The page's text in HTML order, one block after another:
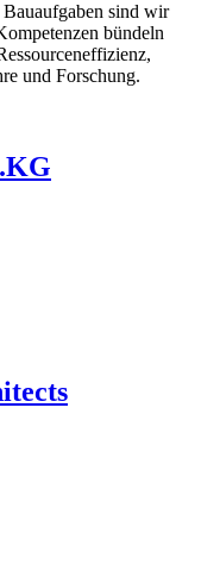
sind wir
bündeln
und Forschung.